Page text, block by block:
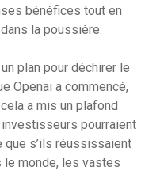
bénéfices tout en
la poussière.
plan pour déchirer le
Openai a commencé,
a mis un plafond
investisseurs pourraient
que s’ils réussissaient
le monde, les vastes